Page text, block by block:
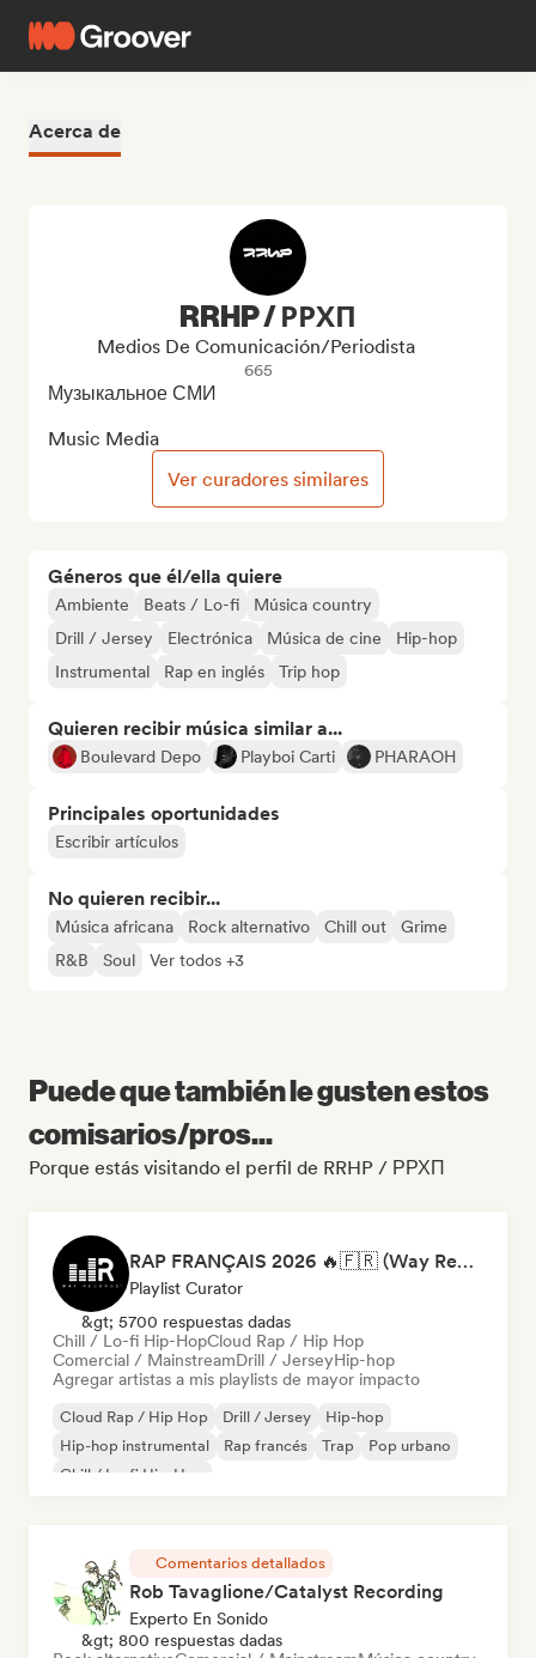
Acerca de
Géneros que él/ella quiere
Ambiente Beats / Lo-fi
Música country
Drill / Jersey
Electrónica Música de cine
Hip-hop
Instrumental
Rap en inglés Trip hop
Quieren recibir música similar a...
Boulevard Depo Playboi Carti PHARAOH
Principales oportunidades
Escribir artículos
No quieren recibir...
Música africana Rock alternativo Chill out
Grime
R&B
Soul Ver todos +3
RRHP / РРХП
Medios De Comunicación/Periodista
665
Музыкальное СМИ
Music Media
Ver curadores similares
Puede que también le gusten estos
comisarios/pros...
Porque estás visitando el perfil de RRHP / РРХП
RAP FRANÇAIS 2026 🔥🇫🇷 (Way Records)
Playlist Curator
&gt; 5700 respuestas dadas
Chill / Lo-fi Hip-HopCloud Rap / Hip Hop
Comercial / MainstreamDrill / JerseyHip-hop
Agregar artistas a mis playlists de mayor impacto
Cloud Rap / Hip Hop Drill / Jersey
Hip-hop
Hip-hop instrumental
Rap francés Trap
Pop urbano
Chill / Lo-fi Hip-Hop
Comentarios detallados
Rob Tavaglione/Catalyst Recording
Experto En Sonido
&gt; 800 respuestas dadas